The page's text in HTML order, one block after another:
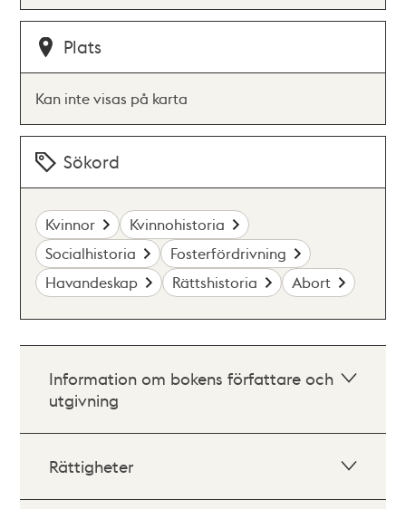
Plats
Kan inte visas på karta
Sökord
Kvinnor
Kvinnohistoria
Socialhistoria
Fosterfördrivning
Havandeskap
Rättshistoria Abort
Information om bokens författare och
utgivning
Rättigheter